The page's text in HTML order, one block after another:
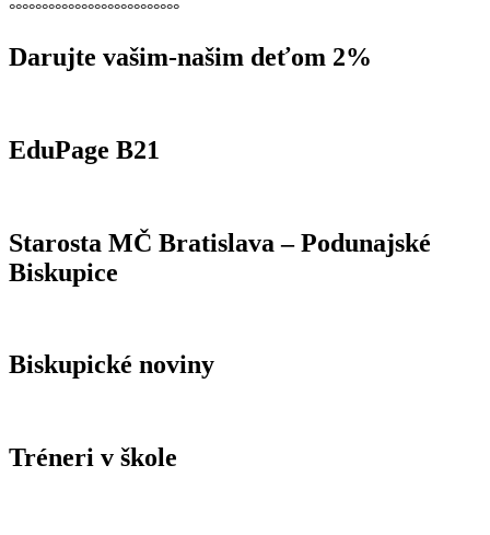
°°°°°°°°°°°°°°°°°°°°°°°°°°
Darujte vašim-našim deťom 2%
EduPage B21
Starosta MČ Bratislava – Podunajské
Biskupice
Biskupické noviny
Tréneri v škole